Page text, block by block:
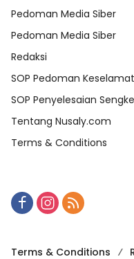
Pedoman Media Siber
Pedoman Media Siber
Redaksi
SOP Pedoman
SOP Penyelesaian
Tentang Nusaly.com
Terms & Conditions
Terms & Conditions